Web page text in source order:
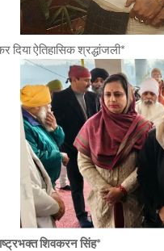
दिया ऐतिहासिक श्रद्धांजली*
शिवकरन सिंह*